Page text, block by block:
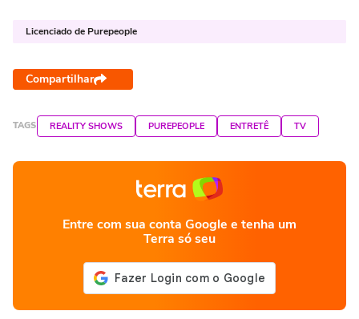
Licenciado de Purepeople
Compartilhar
TAGS REALITY SHOWS PUREPEOPLE ENTRETÊ TV
Entre com sua conta Google e tenha um
Terra só seu